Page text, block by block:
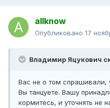
allknow
Опубликовано 17
Владимир Яцукович
Вас не о том спрашивали,
Вы танцуете. Вашу
кормитесь, и уточнять не